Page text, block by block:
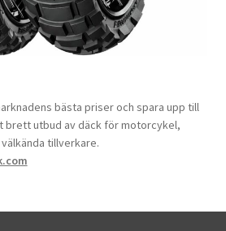
bästa priser och spara upp till
brett utbud av däck för motorcykel,
tillverkare.